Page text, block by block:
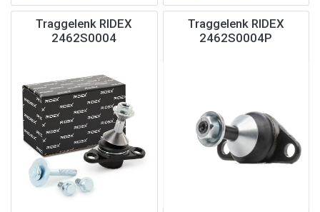
Traggelenk RIDEX
2462S0004
Traggelenk RIDEX
2462S0004P